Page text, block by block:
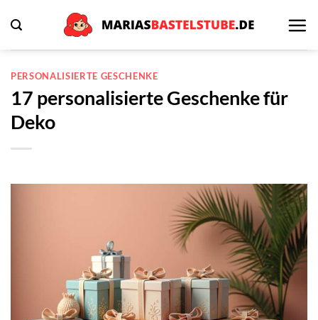
Inhalt
springen
PERSONALISIERTE GESCHENKE
17 personalisierte Geschenke für
Deko